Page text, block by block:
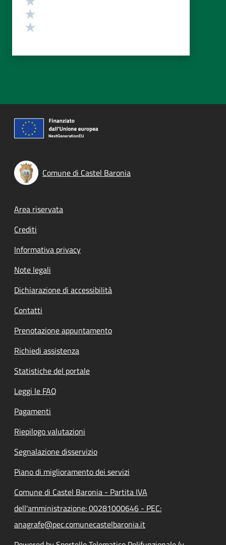
Comune di Castel Baronia
Footer menu
Area riservata
Crediti
Informativa privacy
Note legali
Dichiarazione di accessibilità
Contatti
Prenotazione appuntamento
Richiedi assistenza
Statistiche del portale
Leggi le FAQ
Pagamenti
Riepilogo valutazioni
Segnalazione disservizio
Piano di miglioramento dei servizi
Comune di Castel Baronia - Partita IVA
dell'amministrazione: 00281000646 - PEC:
anagrafe@pec.comunecastelbaronia.it